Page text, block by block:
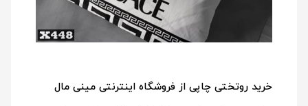
خرید روتختی چاپی از فروشگاه اینترنتی مینی مال